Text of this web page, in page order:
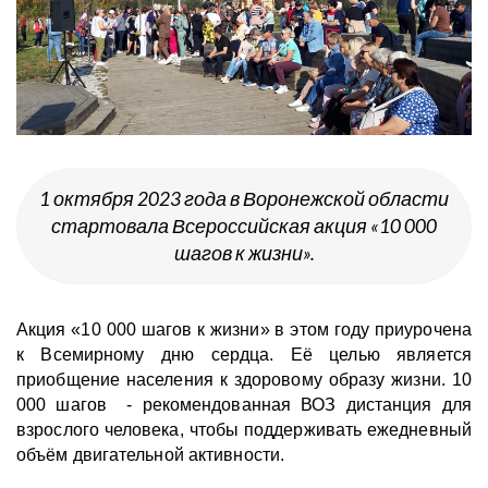
1 октября 2023 года в Воронежской области
стартовала Всероссийская акция «10 000
шагов к жизни».
Акция «10 000 шагов к жизни» в этом году приурочена
к Всемирному дню сердца. Её целью является
приобщение населения к здоровому образу жизни. 10
000 шагов - рекомендованная ВОЗ дистанция для
взрослого человека, чтобы поддерживать ежедневный
объём двигательной активности.